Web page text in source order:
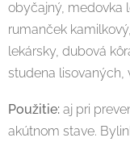
obyčajný, medovka
rumanček
lekársky, dubová
studena lisovaných,
Použitie: aj pri
akútnom stave.